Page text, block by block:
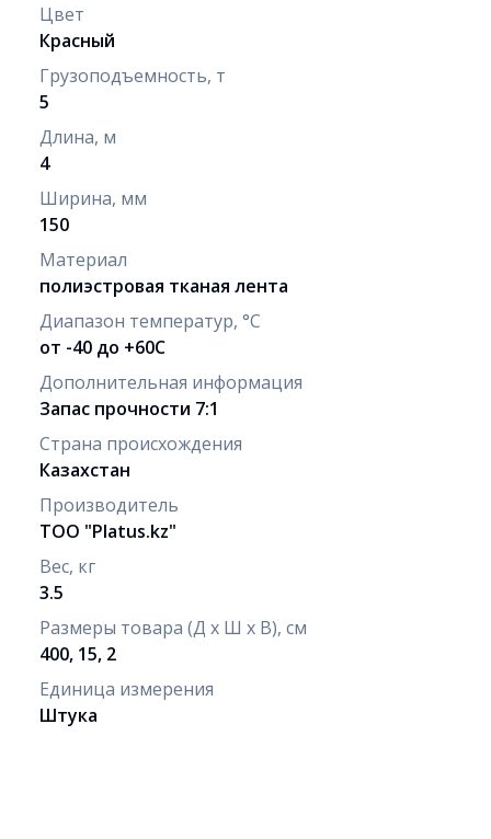
Цвет
Красный
Грузоподъемность, т
5
Длина, м
4
Ширина, мм
150
Материал
полиэстровая тканая лента
Диапазон температур, °C
от -40 до +60С
Дополнительная информация
Запас прочности 7:1
Страна происхождения
Казахстан
Производитель
ТОО "Рlatus.kz"
Вес, кг
3.5
Размеры товара (Д х Ш х В), см
400, 15, 2
Единица измерения
Штука